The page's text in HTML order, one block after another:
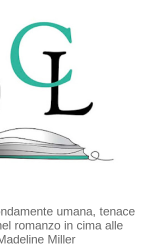
umana, tenace
romanzo in cima alle
Miller